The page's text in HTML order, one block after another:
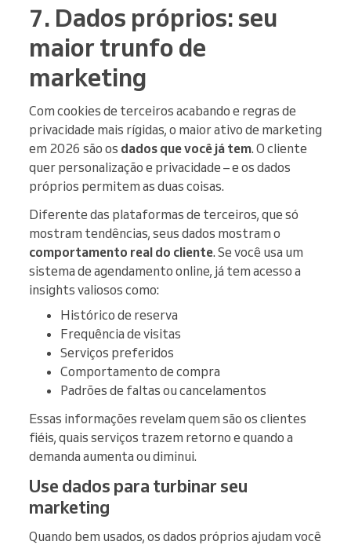
7. Dados próprios: seu
maior trunfo de
marketing
Com cookies de terceiros acabando e regras de
privacidade mais rígidas, o maior ativo de marketing
em 2026 são os dados que você já tem. O cliente
quer personalização e privacidade – e os dados
próprios permitem as duas coisas.
Diferente das plataformas de terceiros, que só
mostram tendências, seus dados mostram o
comportamento real do cliente. Se você usa um
sistema de agendamento online, já tem acesso a
insights valiosos como:
Histórico de reserva
Frequência de visitas
Serviços preferidos
Comportamento de compra
Padrões de faltas ou cancelamentos
Essas informações revelam quem são os clientes
fiéis, quais serviços trazem retorno e quando a
demanda aumenta ou diminui.
Use dados para turbinar seu
marketing
Quando bem usados, os dados próprios ajudam você